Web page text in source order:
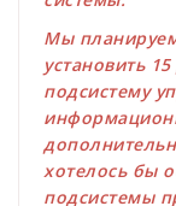
Мы
установить
подсистему
хотелось бы
подсистемы